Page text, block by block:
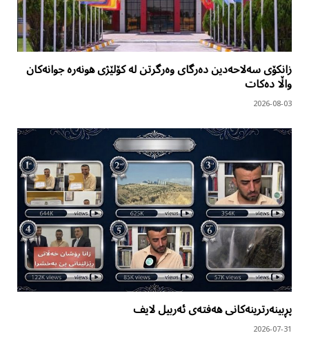
زانکۆی سەلاحەدین دەرگای وەرگرتن لە کۆلێژی هونەرە جوانەکان
واڵا دەکات
2026-08-03
پڕبینەرترینەکانی هەفتەی ئەربیل لایف
2026-07-31